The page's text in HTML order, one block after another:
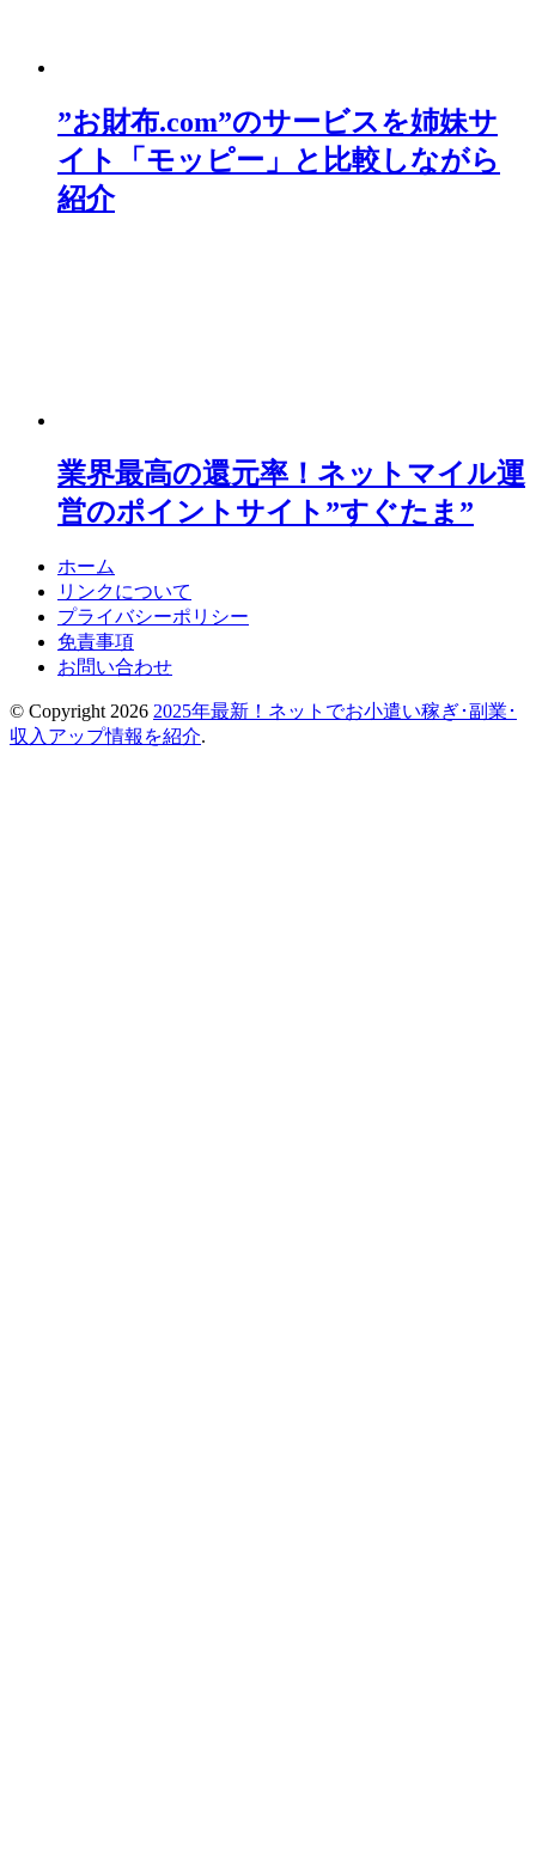
”お財布.com”のサービスを姉妹サ
イト「モッピー」と比較しながら
紹介
業界最高の還元率！ネットマイル運
営のポイントサイト”すぐたま”
ホーム
リンクについて
プライバシーポリシー
免責事項
お問い合わせ
© Copyright 2026 2025年最新！ネットでお小遣い稼ぎ･副業･
収入アップ情報を紹介.